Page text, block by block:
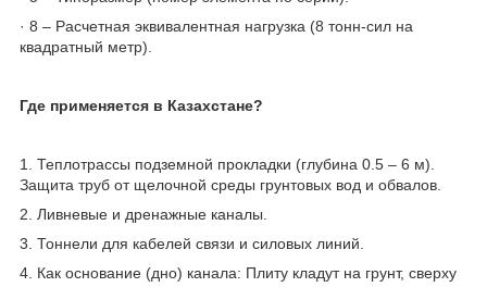
· 8 – Расчетная эквивалентная нагрузка (8 тонн-сил на
квадратный метр).
Где применяется в Казахстане?
1. Теплотрассы подземной прокладки (глубина 0.5 – 6 м).
Защита труб от щелочной среды грунтовых вод и обвалов.
2. Ливневые и дренажные каналы.
3. Тоннели для кабелей связи и силовых линий.
4. Как основание (дно) канала: Плиту кладут на грунт, сверху